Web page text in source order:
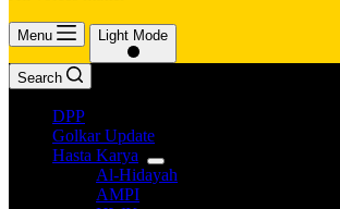
Menu Light Mode
Search
DPP
Golkar Update
Hasta Karya
Al-Hidayah
AMPI